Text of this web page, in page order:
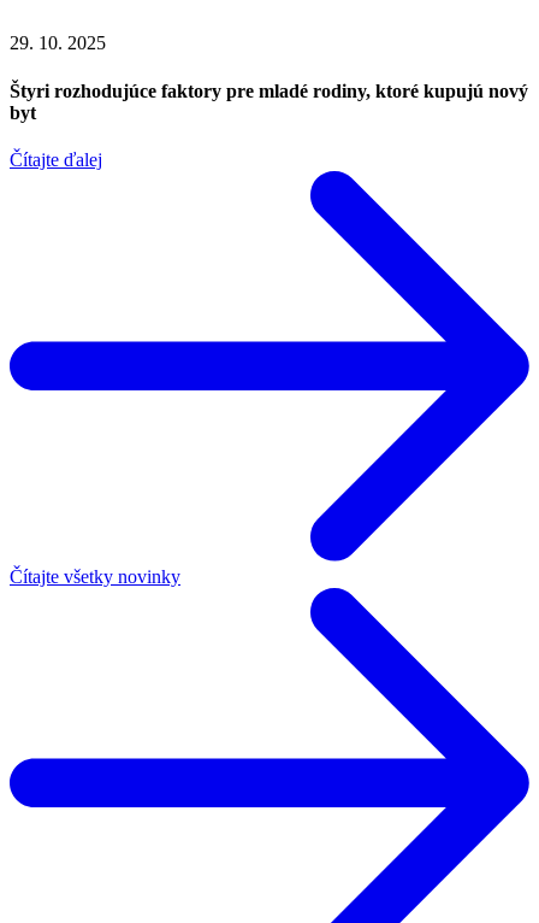
29. 10. 2025
Štyri rozhodujúce faktory pre mladé rodiny, ktoré kupujú nový
byt
Čítajte ďalej
Čítajte všetky novinky